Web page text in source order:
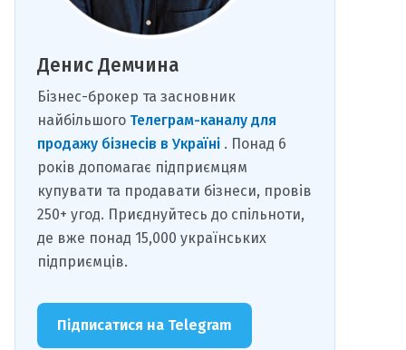
Денис Демчина
Бізнес-брокер та засновник
найбільшого Телеграм-каналу для
продажу бізнесів в Україні . Понад 6
років допомагає підприємцям
купувати та продавати бізнеси, провів
250+ угод. Приєднуйтесь до спільноти,
де вже понад 15,000 українських
підприємців.
Підписатися на Telegram